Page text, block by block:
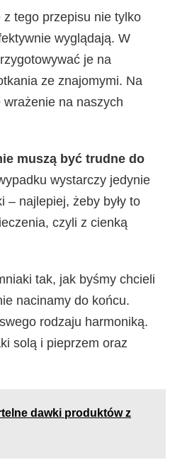
tego przepisu nie tylko
wyglądają. W
je na
ze znajomymi. Na
na naszych
muszą być trudne do
wystarczy jedynie
– najlepiej, żeby były to
czyli z cienką
tak, jak byśmy chcieli
nacinamy do końcu.
rodzaju harmoniką.
solą i pieprzem oraz
dawki produktów z